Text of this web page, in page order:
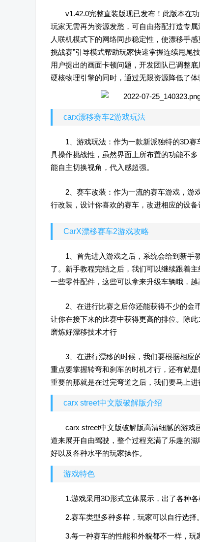
v1.42.0完整直装版现已发布！此版本在
玩家无需再为资源发愁，可自由搭配打造专
人联机模式下的网络同步稳定性，使漂移手
挑战赛”引导模式帮助玩家快速掌握连续甩尾
用户提出的画面卡顿问题，开发团队已调整
硬核物理引擎的同时，通过无限资源降低了
carx漂移赛车2游戏玩法
1、游戏玩法：作为一款新派独特的3D
具操作挑战性，虽然界面上所布置的功能不
能自主切换视角，代入感超强。
2、赛车改装：作为一流的赛车游戏，游
行改装，设计你喜欢的赛车，改进相应的设备
CarX漂移赛车2游戏攻略
1、首先进入游戏之后，系统会给到新手
了。新手教程完结之后，我们可以继续跟着
一些零件配件，这些可以拿来升级车辆哦，
2、在进行比赛之后你还能获得不少的金
让你在接下来的比赛中获得更高的排位。除
磨炼好漂移技术才行
3、在进行漂移的时候，我们要根据相应
重点要掌握转弯和刹车的时机才行，还有就
重要的那就是在过完弯道之后，我们要马上
carx street中文版破解版介绍
carx street中文版破解版高清细腻的游
道来展开自由驾驶，整个过程充满了乐趣的
好以及各种水平的玩家操作。
游戏特色
1.游戏采用3D形式立体展示，出了各种各
2.赛车类型多种多样，玩家可以自行选择。
3.每一种赛车的性能和外貌都不一样，玩